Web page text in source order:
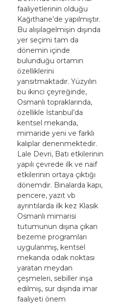
faaliyetlerinin olduğu
Kağıthane’de yapılmıştır.
Bu alışılagelmişin dışında
yer seçimi tam da
dönemin içinde
bulunduğu ortamın
özelliklerini
yansıtmaktadır. Yüzyılın
bu ikinci çeyreğinde,
Osmanlı topraklarında,
özellikle İstanbul’da
kentsel mekanda,
mimaride yeni ve farklı
kalıplar denenmektedir.
Lale Devri, Batı etkilerinin
yapılı çevrede ilk ve naif
etkilerinin ortaya çıktığı
dönemdir. Binalarda kapı,
pencere, yazıt vb
ayrıntılarda ilk kez Klasik
Osmanlı mimarisi
tutumunun dışına çıkan
bezeme programları
uygulanmış, kentsel
mekanda odak noktası
yaratan meydan
çeşmeleri, sebiller inşa
edilmiş, sur dışında imar
faaliyeti önem